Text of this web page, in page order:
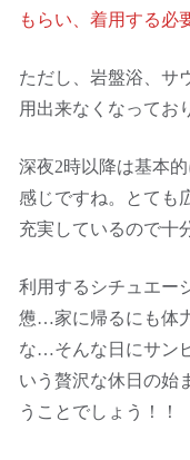
もらい、着用する必
ただし、岩盤浴、サ
用出来なくなってお
深夜2時以降は基本
感じですね。とても
充実しているので十
利用するシチュエー
憊…家に帰るにも体
な…そんな日にサン
いう贅沢な休日の始
うことでしょう！！